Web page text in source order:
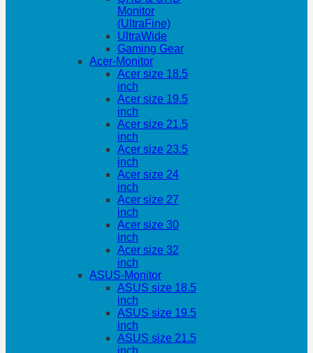
Monitor
(UltraFine)
UltraWide
Gaming Gear
Acer-Monitor
Acer size 18.5
inch
Acer size 19.5
inch
Acer size 21.5
inch
Acer size 23.5
inch
Acer size 24
inch
Acer size 27
inch
Acer size 30
inch
Acer size 32
inch
ASUS-Monitor
ASUS size 18.5
inch
ASUS size 19.5
inch
ASUS size 21.5
inch